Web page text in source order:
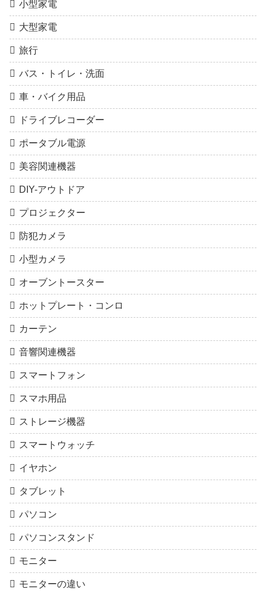
小型家電
大型家電
旅行
バス・トイレ・洗面
車・バイク用品
ドライブレコーダー
ポータブル電源
美容関連機器
DIY-アウトドア
プロジェクター
防犯カメラ
小型カメラ
オーブントースター
ホットプレート・コンロ
カーテン
音響関連機器
スマートフォン
スマホ用品
ストレージ機器
スマートウォッチ
イヤホン
タブレット
パソコン
パソコンスタンド
モニター
モニターの違い